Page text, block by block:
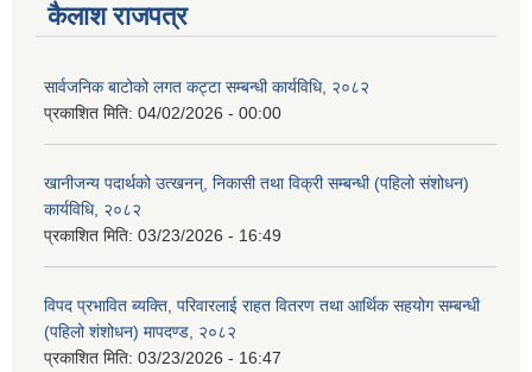
कैलाश राजपत्र
सार्वजनिक बाटोको लगत कट्टा सम्बन्धी कार्यविधि, २०८२
प्रकाशित मिति: 04/02/2026 - 00:00
खानीजन्य पदार्थको उत्खनन्, निकासी तथा विक्री सम्बन्धी (पहिलो संशोधन)
कार्यविधि, २०८२
प्रकाशित मिति: 03/23/2026 - 16:49
विपद प्रभावित ब्यक्ति, परिवारलाई राहत वितरण तथा आर्थिक सहयोग सम्बन्धी
(पहिलो शंशोधन) मापदण्ड, २०८२
प्रकाशित मिति: 03/23/2026 - 16:47